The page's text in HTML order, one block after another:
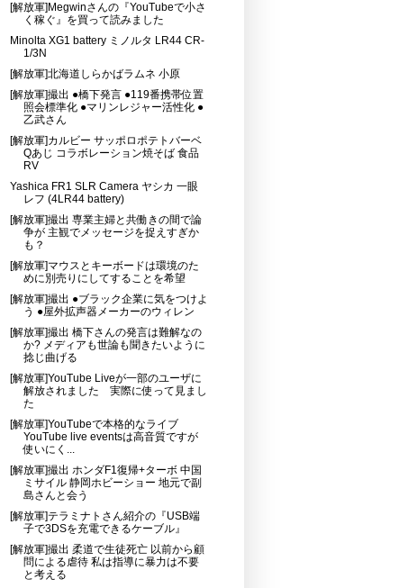
[解放軍]Megwinさんの『YouTubeで小さ
く稼ぐ』を買って読みました
Minolta XG1 battery ミノルタ LR44 CR-
1/3N
[解放軍]北海道しらかばラムネ 小原
[解放軍]撮出 ●橋下発言 ●119番携帯位置
照会標準化 ●マリンレジャー活性化 ●
乙武さん
[解放軍]カルビー サッポロポテトバーベ
Qあじ コラボレーション焼そば 食品
RV
Yashica FR1 SLR Camera ヤシカ 一眼
レフ (4LR44 battery)
[解放軍]撮出 専業主婦と共働きの間で論
争が 主観でメッセージを捉えすぎか
も？
[解放軍]マウスとキーボードは環境のた
めに別売りにしてすることを希望
[解放軍]撮出 ●ブラック企業に気をつけよ
う ●屋外拡声器メーカーのウィレン
[解放軍]撮出 橋下さんの発言は難解なの
か? メディアも世論も聞きたいように
捻じ曲げる
[解放軍]YouTube Liveが一部のユーザに
解放されました 実際に使って見まし
た
[解放軍]YouTubeで本格的なライブ
YouTube live eventsは高音質ですが
使いにく...
[解放軍]撮出 ホンダF1復帰+ターボ 中国
ミサイル 静岡ホビーショー 地元で副
島さんと会う
[解放軍]テラミナトさん紹介の『USB端
子で3DSを充電できるケーブル』
[解放軍]撮出 柔道で生徒死亡 以前から顧
問による虐待 私は指導に暴力は不要
と考える